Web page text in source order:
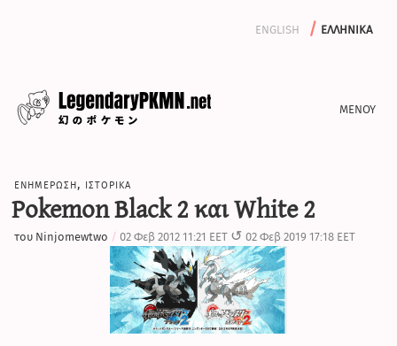
english ελληνικα
αρχειο
γραψε μαζι μας
iv calculator
ενημερωση, ιστορικα
Pokemon Black 2 και White 2
του Ninjomewtwo 02 Φεβ 2012 11:21 EET 02 Φεβ 2019 17:18 EET